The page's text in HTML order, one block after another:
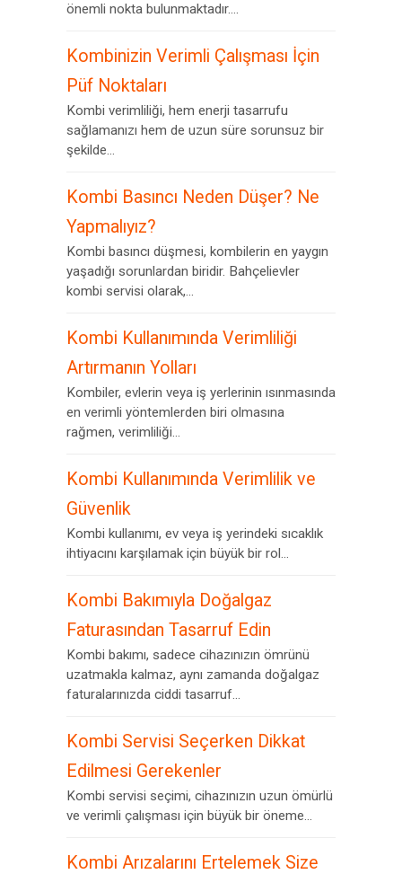
önemli nokta bulunmaktadır....
Kombinizin Verimli Çalışması İçin
Püf Noktaları
Kombi verimliliği, hem enerji tasarrufu
sağlamanızı hem de uzun süre sorunsuz bir
şekilde...
Kombi Basıncı Neden Düşer? Ne
Yapmalıyız?
Kombi basıncı düşmesi, kombilerin en yaygın
yaşadığı sorunlardan biridir. Bahçelievler
kombi servisi olarak,...
Kombi Kullanımında Verimliliği
Artırmanın Yolları
Kombiler, evlerin veya iş yerlerinin ısınmasında
en verimli yöntemlerden biri olmasına
rağmen, verimliliği...
Kombi Kullanımında Verimlilik ve
Güvenlik
Kombi kullanımı, ev veya iş yerindeki sıcaklık
ihtiyacını karşılamak için büyük bir rol...
Kombi Bakımıyla Doğalgaz
Faturasından Tasarruf Edin
Kombi bakımı, sadece cihazınızın ömrünü
uzatmakla kalmaz, aynı zamanda doğalgaz
faturalarınızda ciddi tasarruf...
Kombi Servisi Seçerken Dikkat
Edilmesi Gerekenler
Kombi servisi seçimi, cihazınızın uzun ömürlü
ve verimli çalışması için büyük bir öneme...
Kombi Arızalarını Ertelemek Size